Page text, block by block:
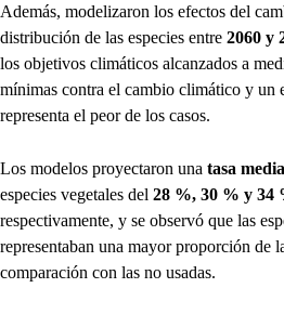
Además, modelizaron los efectos del
distribución de las especies entre 2060 y
los objetivos climáticos alcanzados a
mínimas contra el cambio climático y un
representa el peor de los casos.
Los modelos proyectaron una tasa
especies vegetales del 28 %, 30 % y 34
respectivamente, y se observó que las
representaban una mayor proporción de
comparación con las no usadas.